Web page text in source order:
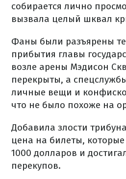
собирается лично
вызвала целый шквал
Фаны были разъярены
прибытия главы
возле арены Мэдисон
перекрыты, а
личные вещи и
что не было похоже на
Добавила злости
цена на билеты,
1000 долларов и
перекупов.